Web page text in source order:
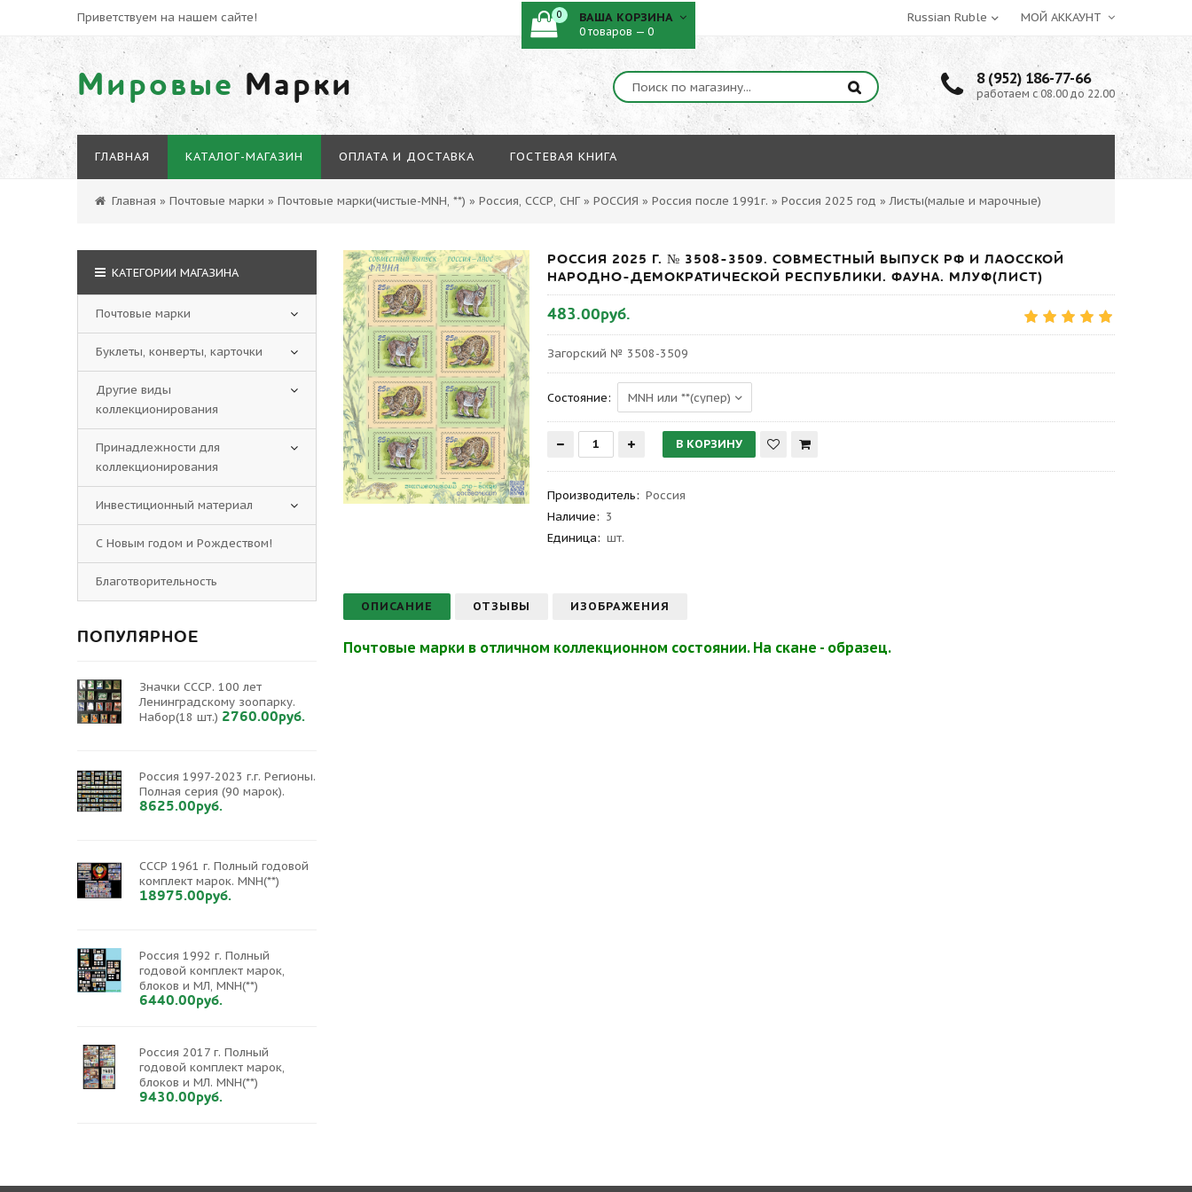
Приветствуем на нашем сайте! МОЙ АККАУНТ
Мировые Марки 8 (952) 186-77-66
работаем с 08.00 до 22.00
0 ВАША КОРЗИНА
0 товаров — 0
ГЛАВНАЯ КАТАЛОГ-МАГАЗИН ОПЛАТА И ДОСТАВКА ГОСТЕВАЯ КНИГА
Главная » Почтовые марки » Почтовые марки(чистые-MNH, **) » Россия, СССР, СНГ » РОССИЯ » Россия после 1991г. » Россия 2025 год » Листы(малые и марочные)
РОССИЯ 2025 Г. № 3508-3509. СОВМЕСТНЫЙ ВЫПУСК РФ И ЛАОССКОЙ
НАРОДНО-ДЕМОКРАТИЧЕСКОЙ РЕСПУБЛИКИ. ФАУНА. МЛУФ(ЛИСТ)
483.00руб.
Загорский № 3508-3509
Состояние:
Производитель: Россия
Наличие: 3
Единица: шт.
ОПИСАНИЕ ОТЗЫВЫ ИЗОБРАЖЕНИЯ
Почтовые марки в отличном коллекционном состоянии. На скане - образец.
КАТЕГОРИИ МАГАЗИНА
Почтовые марки
Буклеты, конверты, карточки
Другие виды
коллекционирования
Принадлежности для
коллекционирования
Инвестиционный материал
С Новым годом и Рождеством!
Благотворительность
ПОПУЛЯРНОЕ
Значки СССР. 100 лет
Ленинградскому зоопарку.
Набор(18 шт.) 2760.00руб.
Россия 1997-2023 г.г. Регионы.
Полная серия (90 марок).
8625.00руб.
СССР 1961 г. Полный годовой
комплект марок. MNH(**)
18975.00руб.
Россия 1992 г. Полный
годовой комплект марок,
блоков и МЛ, MNH(**)
6440.00руб.
Россия 2017 г. Полный
годовой комплект марок,
блоков и МЛ. MNH(**)
9430.00руб.